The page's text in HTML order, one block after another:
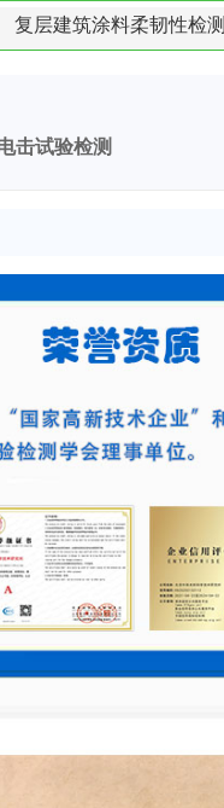
化寿命预测的经典模型
复层建筑涂料柔韧性检测
击试验检测